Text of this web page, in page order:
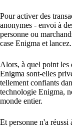
Pour activer des
anonymes - envoi à
personne ou
case Enigma et lancez.
Alors, à quel point les
Enigma sont-elles
tellement confiants
technologie Enigma,
monde entier.
Et personne n'a